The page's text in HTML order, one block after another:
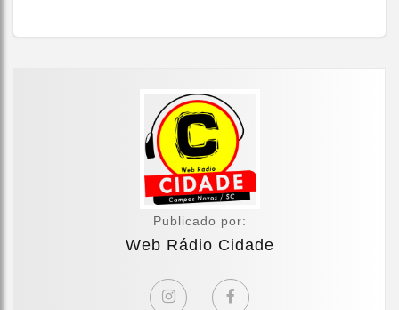
Publicado por:
Web Rádio Cidade